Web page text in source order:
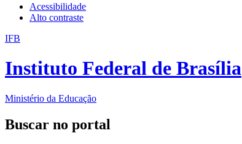
Acessibilidade
Alto contraste
IFB
Instituto Federal de Brasília
Ministério da Educação
Buscar no portal